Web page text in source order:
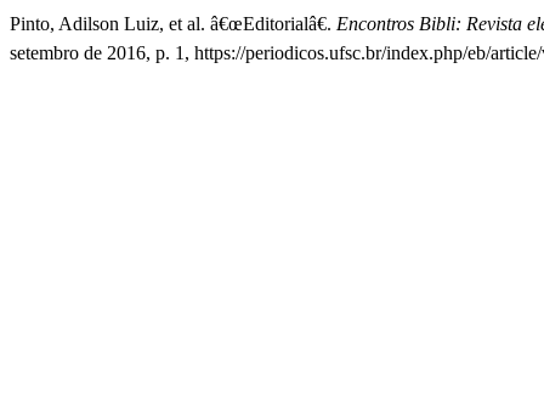
Pinto, Adilson Luiz, et al. â€œEditorialâ€. Encontros Bibli: Revista
setembro de 2016, p. 1, https://periodicos.ufsc.br/index.php/eb/